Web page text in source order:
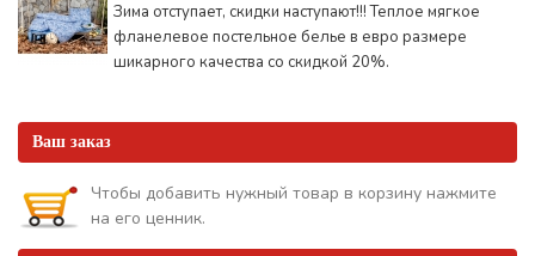
Зима отступает, скидки наступают!!! Теплое мягкое
фланелевое постельное белье в евро размере
шикарного качества со скидкой 20%.
Ваш заказ
Чтобы добавить нужный товар в корзину нажмите
на его ценник.